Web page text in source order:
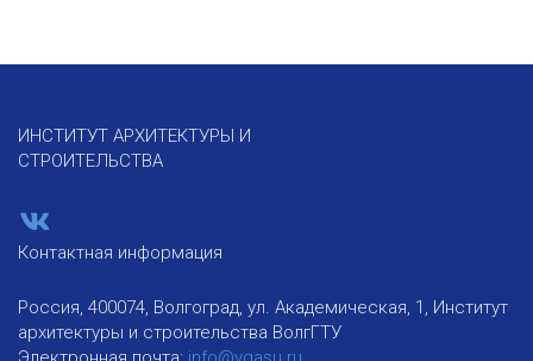
ИНСТИТУТ АРХИТЕКТУРЫ И
СТРОИТЕЛЬСТВА
Контактная информация
Россия, 400074, Волгоград, ул. Академическая, 1, Институт
архитектуры и строительства ВолгГТУ